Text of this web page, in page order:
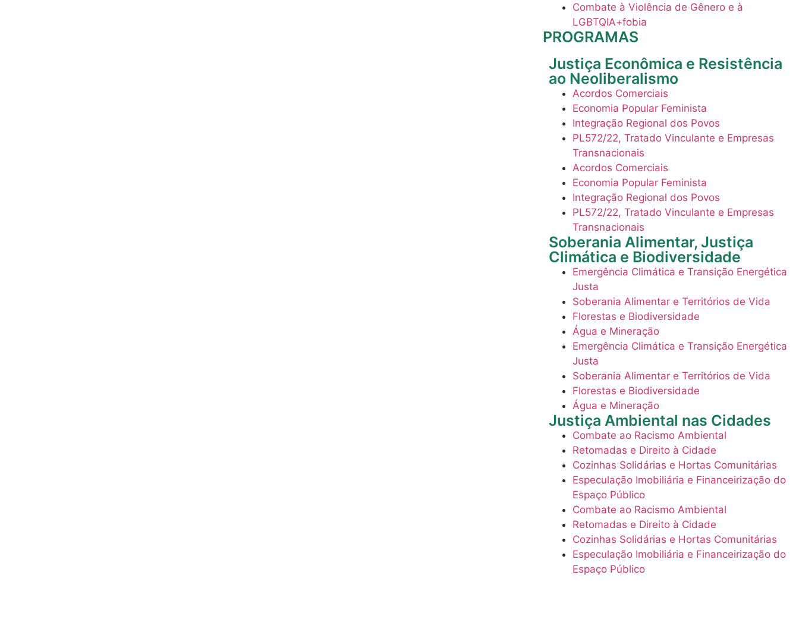
Combate à Violência de Gênero e à
LGBTQIA+fobia
PROGRAMAS
Justiça Econômica e Resistência
ao Neoliberalismo
Acordos Comerciais
Economia Popular Feminista
Integração Regional dos Povos
PL572/22, Tratado Vinculante e Empresas
Transnacionais
Acordos Comerciais
Economia Popular Feminista
Integração Regional dos Povos
PL572/22, Tratado Vinculante e Empresas
Transnacionais
Soberania Alimentar, Justiça
Climática e Biodiversidade
Emergência Climática e Transição Energética
Justa
Soberania Alimentar e Territórios de Vida
Florestas e Biodiversidade
Água e Mineração
Emergência Climática e Transição Energética
Justa
Soberania Alimentar e Territórios de Vida
Florestas e Biodiversidade
Água e Mineração
Justiça Ambiental nas Cidades
Combate ao Racismo Ambiental
Retomadas e Direito à Cidade
Cozinhas Solidárias e Hortas Comunitárias
Especulação Imobiliária e Financeirização do
Espaço Público
Combate ao Racismo Ambiental
Retomadas e Direito à Cidade
Cozinhas Solidárias e Hortas Comunitárias
Especulação Imobiliária e Financeirização do
Espaço Público